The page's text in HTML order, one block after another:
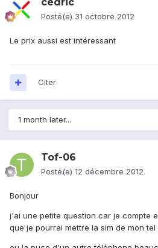
cédric
Posté(e) 31 octobre 2012
Le prix aussi est intéressant
Citer
1 month later...
Tof-06
Posté(e) 12 décembre 2012
Bonjour
j'ai une petite question car je compte
que je pourrai mettre la sim de mon